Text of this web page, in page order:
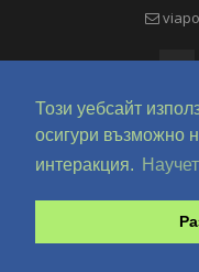
Този уебсайт
осигури възможно
интеракция.
Copyright © 2018-